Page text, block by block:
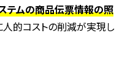
テムの商品伝票情報の照
人的コストの削減が実現し